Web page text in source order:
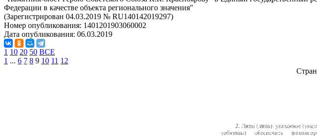
Федерации в качестве объекта регионального значения"
(Зарегистрирован 04.03.2019 № RU140142019297)
Номер опубликования: 1401201903060002
Дата опубликования: 06.03.2019
1 10 20 50 ВСЕ
1 ... 6 7 8 9 10 11 12